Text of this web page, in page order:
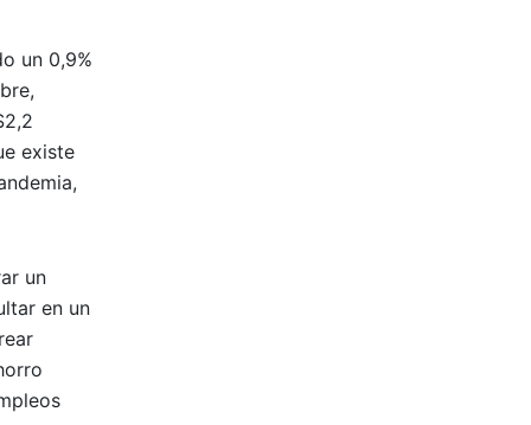
un 0,9%
existe
un
en un